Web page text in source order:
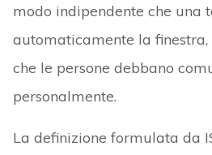
modo indipendente che una
automaticamente la finestra,
che le persone debbano
personalmente.
La definizione formulata da